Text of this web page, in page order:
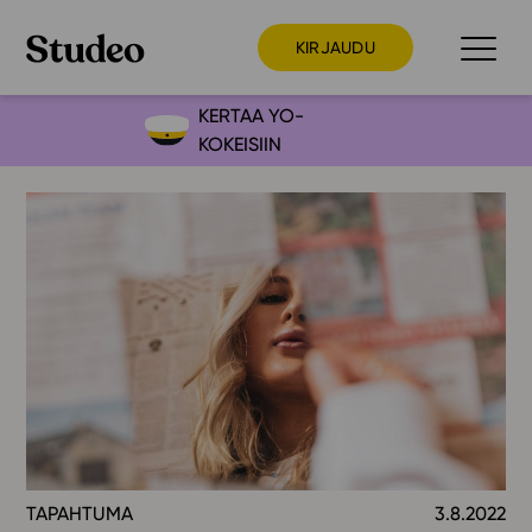
KIRJAUDU
Preppaaja
Kokeilutarjous
Alakoulu
Yläkoulu
Lukio
KERTAA YO-
KOKEISIIN
TAPAHTUMA 3.8.2022